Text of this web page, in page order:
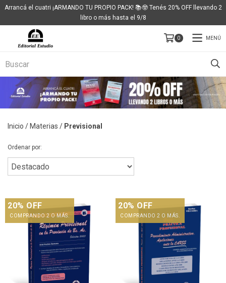
Arrancá el cuatri ¡ARMANDO TU PROPIO PACK! 📚🤓 Tenés 20% OFF llevando 2
libro o más hasta el 9/8
0 MENÚ
Inicio / Materias / Previsional
Ordenar por:
20% OFF
COMPRANDO 2 O MÁS.
20% OFF
COMPRANDO 2 O MÁS.